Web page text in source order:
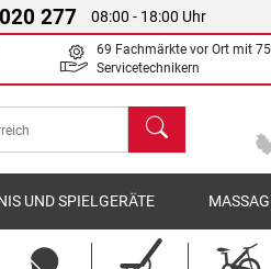
277 08:00 - 18:00 Uhr
69 Fachmärkte vor Ort mit
Servicetechnikern
Suchen
UND SPIELGERÄTE